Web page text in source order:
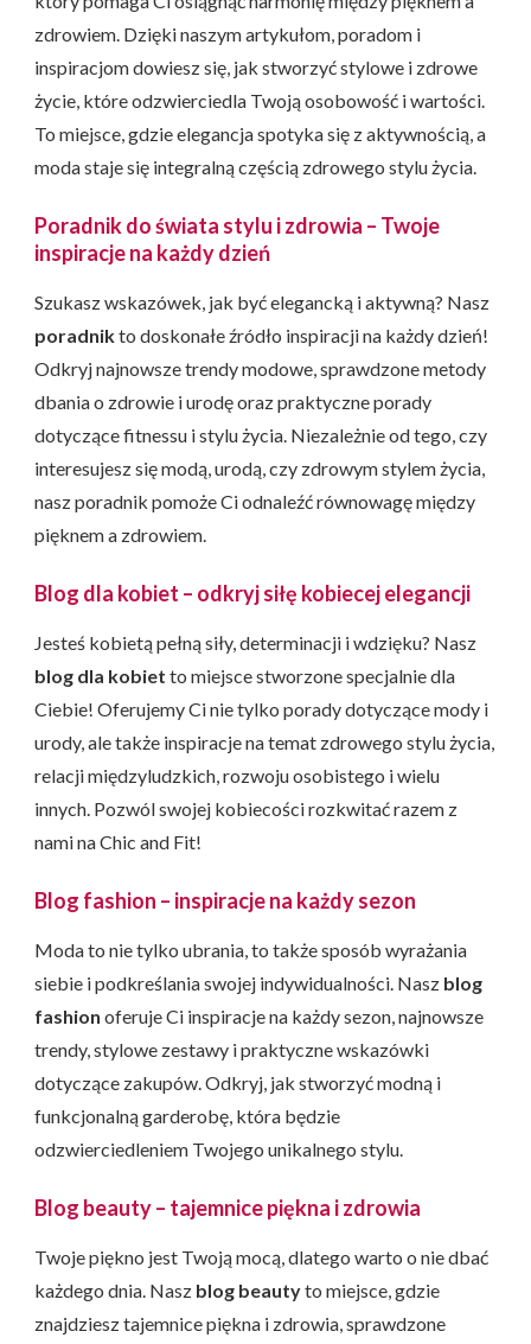
zdrowiem. Dzięki naszym artykułom, poradom i
inspiracjom dowiesz się, jak stworzyć stylowe i zdrowe
życie, które odzwierciedla Twoją osobowość i wartości.
To miejsce, gdzie elegancja spotyka się z aktywnością, a
moda staje się integralną częścią zdrowego stylu życia.
Poradnik do świata stylu i zdrowia – Twoje
inspiracje na każdy dzień
Szukasz wskazówek, jak być elegancką i aktywną? Nasz
poradnikto doskonałe źródło inspiracji na każdy dzień!
Odkryj najnowsze trendy modowe, sprawdzone metody
dbania o zdrowie i urodę oraz praktyczne porady
dotyczące fitnessu i stylu życia. Niezależnie od tego, czy
interesujesz się modą, urodą, czy zdrowym stylem życia,
nasz poradnik pomoże Ci odnaleźć równowagę między
pięknem a zdrowiem.
Blog dla kobiet – odkryj siłę kobiecej elegancji
Jesteś kobietą pełną siły, determinacji i wdzięku? Nasz
blog dla kobiet to miejsce stworzone specjalnie dla
Ciebie! Oferujemy Ci nie tylko porady dotyczące mody i
urody, ale także inspiracje na temat zdrowego stylu życia,
relacji międzyludzkich, rozwoju osobistego i wielu
innych. Pozwól swojej kobiecości rozkwitać razem z
nami na Chic and Fit!
Blog fashion – inspiracje na każdy sezon
Moda to nie tylko ubrania, to także sposób wyrażania
siebie i podkreślania swojej indywidualności. Nasz blog
fashion oferuje Ci inspiracje na każdy sezon, najnowsze
trendy, stylowe zestawy i praktyczne wskazówki
dotyczące zakupów. Odkryj, jak stworzyć modną i
funkcjonalną garderobę, która będzie
odzwierciedleniem Twojego unikalnego stylu.
Blog beauty – tajemnice piękna i zdrowia
Twoje piękno jest Twoją mocą, dlatego warto o nie dbać
każdego dnia. Nasz blog beautyto miejsce, gdzie
znajdziesz tajemnice piękna i zdrowia, sprawdzone